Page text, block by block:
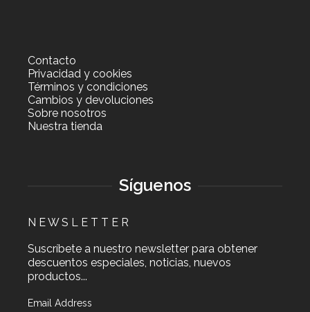
Contacto
Privacidad y cookies
Términos y condiciones
Cambios y devoluciones
Sobre nosotros
Nuestra tienda
Síguenos
N E W S L E T T E R
Suscríbete a nuestro newsletter para obtener
descuentos especiales, noticias, nuevos
productos...
Email Address